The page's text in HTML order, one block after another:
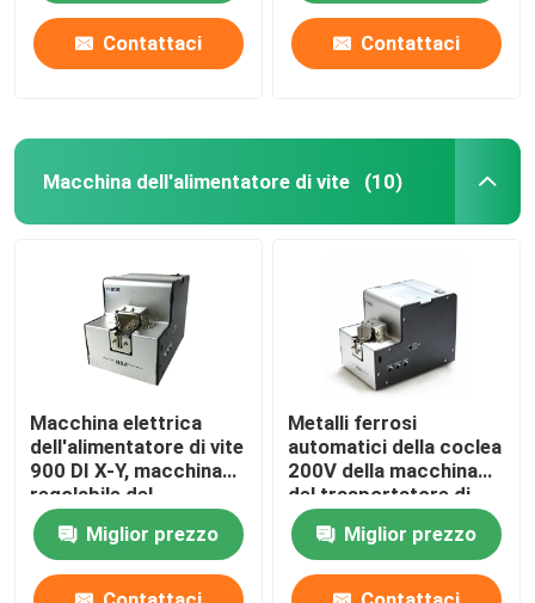
Contattaci Contattaci
Macchina dell'alimentatore di vite (10)
Macchina elettrica
dell'alimentatore di vite
900 DI X-Y, macchina
regolabile del
trasportatore di vite
Miglior prezzo
Metalli ferrosi
automatici della coclea
200V della macchina
del trasportatore di
vite
Miglior prezzo